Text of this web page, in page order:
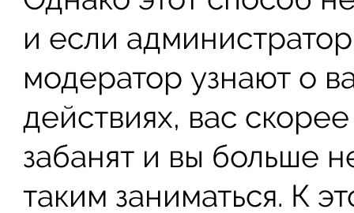
и если
модератор узнают о
действиях, вас
забанят и вы больше
таким заниматься. К